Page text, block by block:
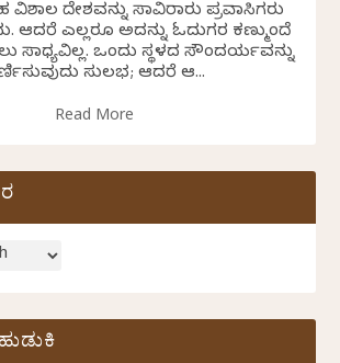
ದೇಶವನ್ನು ಸಾವಿರಾರು ಪ್ರವಾಸಿಗರು
ಆದರೆ ಎಲ್ಲರೂ ಅದನ್ನು ಓದುಗರ ಕಣ್ಮುಂದೆ
ಸಾಧ್ಯವಿಲ್ಲ. ಒಂದು ಸ್ಥಳದ ಸೌಂದರ್ಯವನ್ನು
ಸುಲಭ; ಆದರೆ ಆ...
Read More